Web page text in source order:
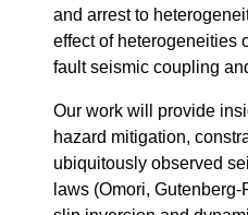
and arrest to
effect of heterogeneities
fault seismic coupling
Our work will provide
hazard mitigation,
ubiquitously observed
laws (Omori,